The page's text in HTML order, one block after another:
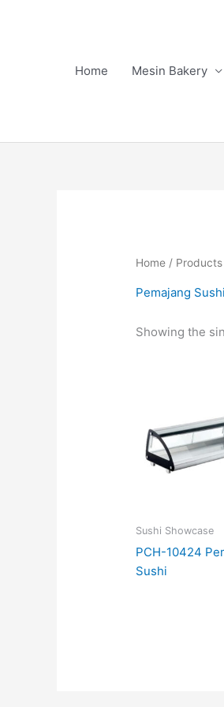
Home
Mesin Bakery
Home / Products
Pemajang
Showing the
Sushi Showcase
PCH-10424
Sushi